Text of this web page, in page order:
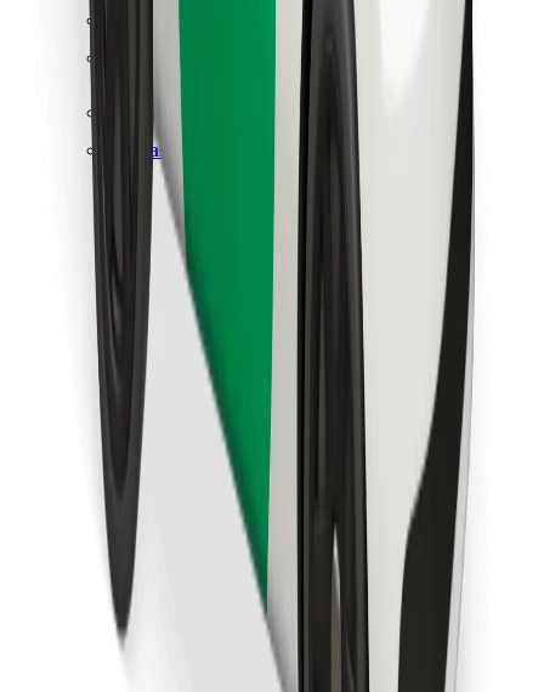
Få en tur på minutter!
Last ned Bolt-appen
Finn yndlingsmaten din!
Last ned Bolt Food-appen